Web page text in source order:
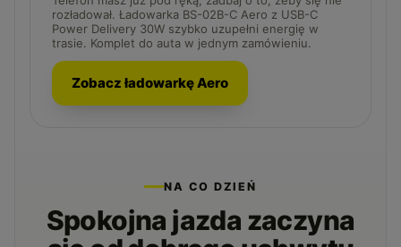
rozładował. Ładowarka BS-02B-C Aero z USB-C
Power Delivery 30W szybko uzupełni energię w
trasie. Komplet do auta w jednym zamówieniu.
Zobacz ładowarkę Aero
NA CO DZIEŃ
Spokojna jazda zaczyna